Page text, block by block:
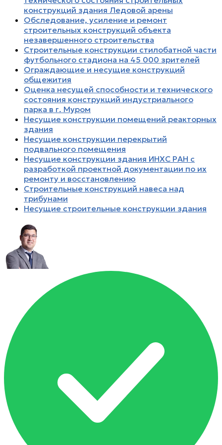
конструкций здания Ледовой арены
Обследование, усиление и ремонт
строительных конструкций объекта
незавершенного строительства
Строительные конструкции стилобатной части
футбольного стадиона на 45 000 зрителей
Ограждающие и несущие конструкций
общежития
Оценка несущей способности и технического
состояния конструкций индустриального
парка в г. Муром
Несущие конструкции помещений реакторных
здания
Несущие конструкции перекрытий
подвального помещения
Несущие конструкции здания ИНХС РАН с
разработкой проектной документации по их
ремонту и восстановлению
Строительные конструкций навеса над
трибунами
Несущие строительные конструкции здания